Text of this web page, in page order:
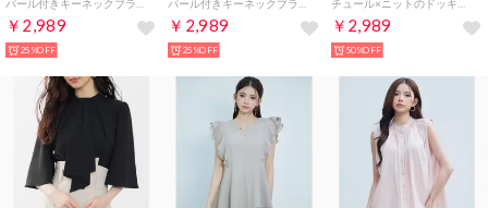
￥2,989
25%OFF
￥2,989
25%OFF
￥2,989
50%OFF